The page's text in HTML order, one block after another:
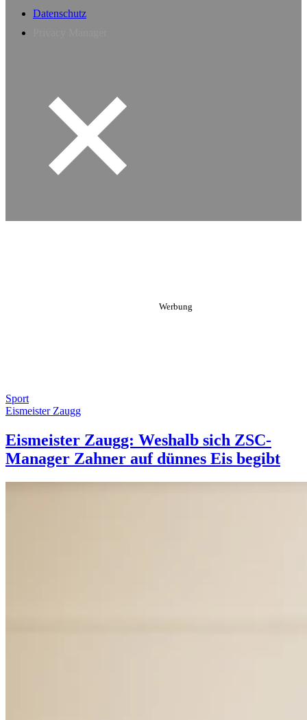
Datenschutz
Sport
Eismeister Zaugg
Eismeister Zaugg: Weshalb sich ZSC-
Manager Zahner auf dünnes Eis begibt